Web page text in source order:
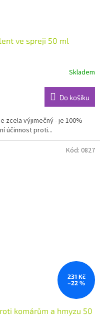
ve spreji 50 ml
Skladem
Do košíku
zcela výjimečný - je 100%
účinnost proti...
231 Kč
–22 %
komárům a hmyzu 50
Kód: 0827